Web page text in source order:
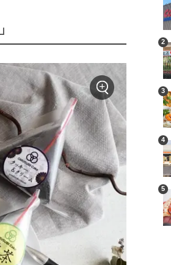
2
3
4
5